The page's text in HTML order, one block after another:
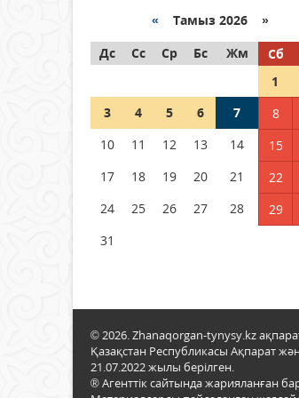
Шетелде жүрген Қазақстан
азаматтары қалай дауыс
05 тамыз 2026 ж. 134
Кассадағы баға мен сөредегі
баға әр түрлі болған
04 тамыз 2026 ж. 112
« Тамыз 2026 »
Дс
Сс Ср Бс Жм Сб
1
3
4 5 6 7 8
10
11 12 13 14 15
17
18 19 20 21 22
24
25 26 27 28 29
31
© 2026. Zhanaqorgan-tynysy.kz
Қазақстан Республикасы Ақпарат
21.07.2022 жылы берілген.
® Агенттік сайтында жарияланған